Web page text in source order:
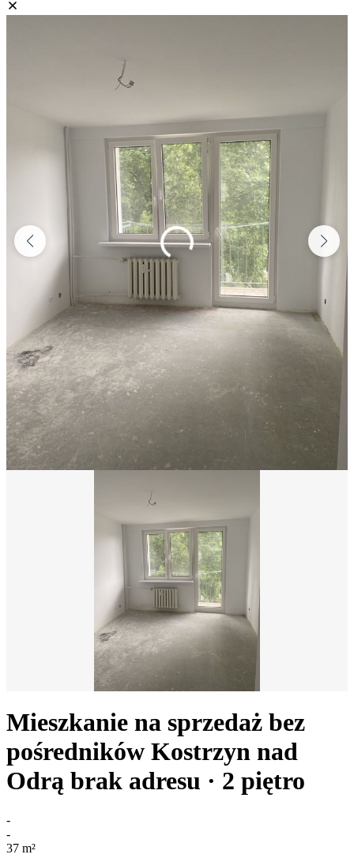
Mieszkanie na sprzedaż bez
pośredników Kostrzyn nad
Odrą brak adresu · 2 piętro
-
-
37 m²